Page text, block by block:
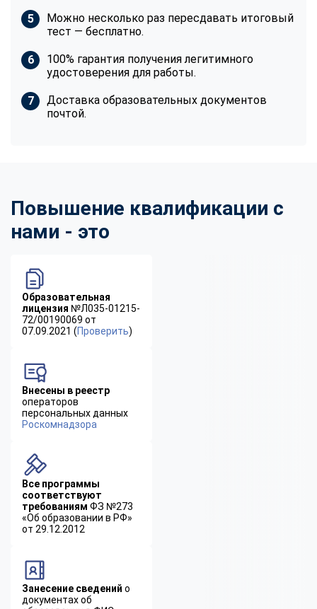
Можно несколько раз пересдавать итоговый
тест — бесплатно.
100% гарантия получения легитимного
удостоверения для работы.
Доставка образовательных документов
почтой.
Повышение квалификации с
нами - это
Образовательная
лицензия №Л035-01215-
72/00190069 от
07.09.2021 (Проверить)
Внесены в реестр
операторов
персональных данных
Роскомнадзора
Все программы
соответствуют
требованиям ФЗ №273
«Об образовании в РФ»
от 29.12.2012
Занесение сведений о
документах об